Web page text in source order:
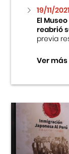
19/11/2021
El
reabrió
previa
Ver más